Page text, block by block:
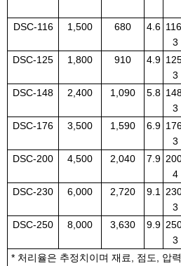
DSC-116 1,500 680 4.6 116.
3
DSC-125 1,800 910 4.9
3
DSC-148 2,400 1,090 5.8
3
DSC-176 3,500 1,590 6.9
3
DSC-200 4,500 2,040 7.9
4
DSC-230 6,000 2,720 9.1
3
DSC-250 8,000 3,630 9.9
3
* 처리율은 추정치이며 재료, 점도, 압